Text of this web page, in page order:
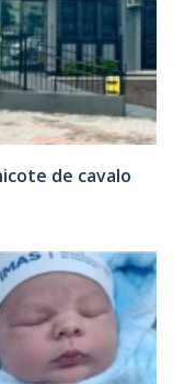
de cavalo